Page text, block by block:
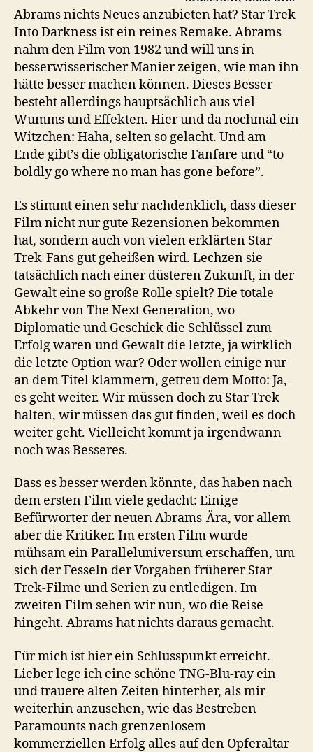
Abrams nichts Neues anzubieten hat? Star Trek
Into Darkness ist ein reines Remake. Abrams
nahm den Film von 1982 und will uns in
besserwisserischer Manier zeigen, wie man ihn
hätte besser machen können. Dieses Besser
besteht allerdings hauptsächlich aus viel
Wumms und Effekten. Hier und da nochmal ein
Witzchen: Haha, selten so gelacht. Und am
Ende gibt’s die obligatorische Fanfare und “to
boldly go where no man has gone before”.
Es stimmt einen sehr nachdenklich, dass dieser
Film nicht nur gute Rezensionen bekommen
hat, sondern auch von vielen erklärten Star
Trek-Fans gut geheißen wird. Lechzen sie
tatsächlich nach einer düsteren Zukunft, in der
Gewalt eine so große Rolle spielt? Die totale
Abkehr von The Next Generation, wo
Diplomatie und Geschick die Schlüssel zum
Erfolg waren und Gewalt die letzte, ja wirklich
die letzte Option war? Oder wollen einige nur
an dem Titel klammern, getreu dem Motto: Ja,
es geht weiter. Wir müssen doch zu Star Trek
halten, wir müssen das gut finden, weil es doch
weiter geht. Vielleicht kommt ja irgendwann
noch was Besseres.
Dass es besser werden könnte, das haben nach
dem ersten Film viele gedacht: Einige
Befürworter der neuen Abrams-Ära, vor allem
aber die Kritiker. Im ersten Film wurde
mühsam ein Paralleluniversum erschaffen, um
sich der Fesseln der Vorgaben früherer Star
Trek-Filme und Serien zu entledigen. Im
zweiten Film sehen wir nun, wo die Reise
hingeht. Abrams hat nichts daraus gemacht.
Für mich ist hier ein Schlusspunkt erreicht.
Lieber lege ich eine schöne TNG-Blu-ray ein
und trauere alten Zeiten hinterher, als mir
weiterhin anzusehen, wie das Bestreben
Paramounts nach grenzenlosem
kommerziellen Erfolg alles auf den Opferaltar